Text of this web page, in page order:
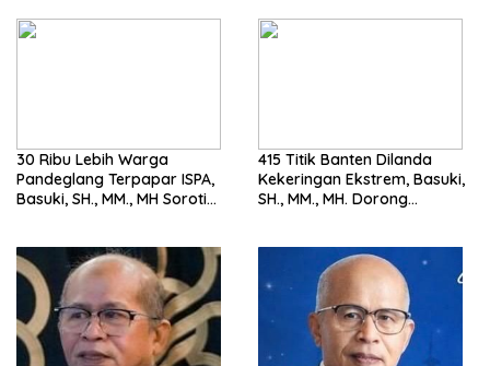
30 Ribu Lebih Warga
Pandeglang Terpapar ISPA,
Basuki, SH., MM., MH Soroti
415 Titik Banten Dilanda
Kekeringan Ekstrem, Basuki,
SH., MM., MH. Dorong